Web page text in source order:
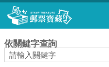
跳到主要內容區塊
依關鍵字查詢